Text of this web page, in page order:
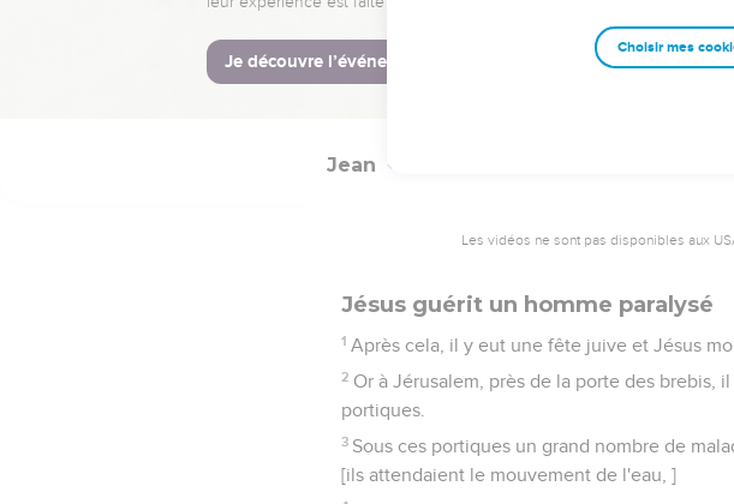
Le père reconnut que c'était à cette heure-
sa famille.
Jésus fit ce deuxième signe miraculeux
Jean
Les vidéos ne sont pas disponibles aux
Jésus guérit un homme paralysé
1 Après cela, il y eut une fête juive et Jésus
2 Or à Jérusalem, près de la porte des brebis,
portiques.
3 Sous ces portiques un grand nombre de
[ils attendaient le mouvement de l'eau, ]
Choisir mes